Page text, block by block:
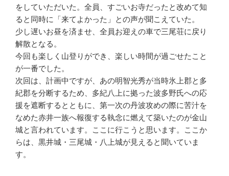
をしていただいた。全員、すごいお寺だったと改めて知
ると同時に「来てよかった」との声が聞こえていた。
少し遅いお昼を済ませ、全員お迎えの車で三尾荘に戻り
解散となる。
今回も楽しく山登りができ、楽しい時間が過ごせたこと
が一番でした。
次回は、計画中ですが、あの明智光秀が当時氷上郡と多
紀郡を分断するため、多紀八上に拠った波多野氏への応
援を遮断するとともに、第一次の丹波攻めの際に苦汁を
なめた赤井一族へ報復する執念に燃えて築いたのが金山
城と言われています。ここに行こうと思います。ここか
らは、黒井城・三尾城・八上城が見えると聞いていま
す。